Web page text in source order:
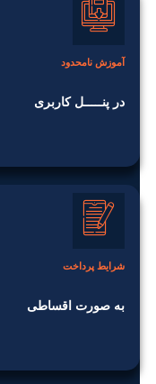
آموزش نامحدود
در پنـــــل کاربری
شرایط پرداخت
به صورت اقساطی